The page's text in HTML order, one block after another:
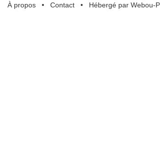
À propos• Contact• Hébergé par Webou-